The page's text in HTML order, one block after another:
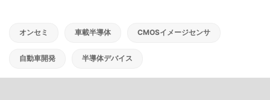
オンセミ 車載半導体 CMOSイメージセンサ
自動車開発 半導体デバイス